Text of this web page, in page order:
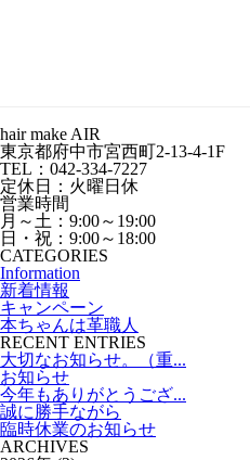
hair make AIR
東京都府中市宮西町2-13-4-1F
TEL：042-334-7227
定休日：火曜日休
営業時間
月～土：9:00～19:00
日・祝：9:00～18:00
CATEGORIES
Information
新着情報
キャンペーン
本ちゃんは革職人
RECENT ENTRIES
大切なお知らせ。（重...
お知らせ
今年もありがとうござ...
誠に勝手ながら
臨時休業のお知らせ
ARCHIVES